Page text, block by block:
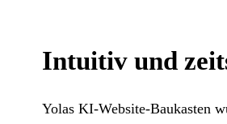
Intuitiv und
Yolas KI-Website-Baukasten